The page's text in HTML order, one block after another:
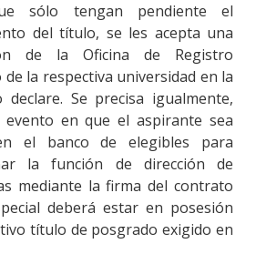
sólo tengan pendiente el
del título, se les acepta una
de la Oficina de Registro
de la respectiva universidad en la
Se precisa igualmente,
en que el aspirante sea
el banco de elegibles para
la función de dirección de
mediante la firma del contrato
deberá estar en posesión
título de posgrado exigido en